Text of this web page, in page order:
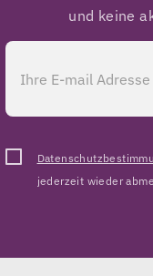
und keine
jederzeit wieder